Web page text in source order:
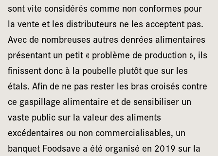
sont vite considérés comme non conformes pour
la vente et les distributeurs ne les acceptent pas.
Avec de nombreuses autres denrées alimentaires
présentant un petit « problème de production », ils
finissent donc à la poubelle plutôt que sur les
étals. Afin de ne pas rester les bras croisés contre
ce gaspillage alimentaire et de sensibiliser un
vaste public sur la valeur des aliments
excédentaires ou non commercialisables, un
banquet Foodsave a été organisé en 2019 sur la